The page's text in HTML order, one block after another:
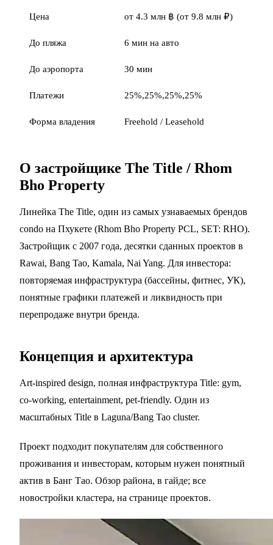
Цена от 4.3 млн ฿ (от 9.8 млн ₽)
До пляжа 6 мин на авто
До аэропорта 30 мин
Платежи 25%,25%,25%,25%
Форма владения Freehold / Leasehold
О застройщике The Title / Rhom
Bho Property
Линейка The Title, один из самых узнаваемых брендов
condo на Пхукете (Rhom Bho Property PCL, SET: RHO).
Застройщик с 2007 года, десятки сданных проектов в
Rawai, Bang Tao, Kamala, Nai Yang. Для инвестора:
повторяемая инфраструктура (бассейны, фитнес, УК),
понятные графики платежей и ликвидность при
перепродаже внутри бренда.
Концепция и архитектура
Art-inspired design, полная инфраструктура Title: gym,
co-working, entertainment, pet-friendly. Один из
масштабных Title в Laguna/Bang Tao cluster.
Проект подходит покупателям для собственного
проживания и инвесторам, которым нужен понятный
актив в Банг Тао. Обзор района, в гайде; все
новостройки кластера, на странице проектов.